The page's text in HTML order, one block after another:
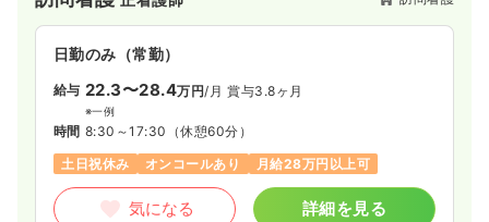
日勤のみ（常勤）
給与 22.3〜28.4万円/月 賞与3.8ヶ月
※一例
時間 8:30～17:30 （休憩60分）
土日祝休み
オンコールあり 月給28万円以上可
気になる 詳細を見る